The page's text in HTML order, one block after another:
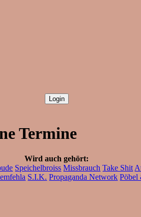
Termine
Wird auch gehört:
Speichelbroiss Missbrauch Take Shit
S.I.K. Propaganda Network Pöbel